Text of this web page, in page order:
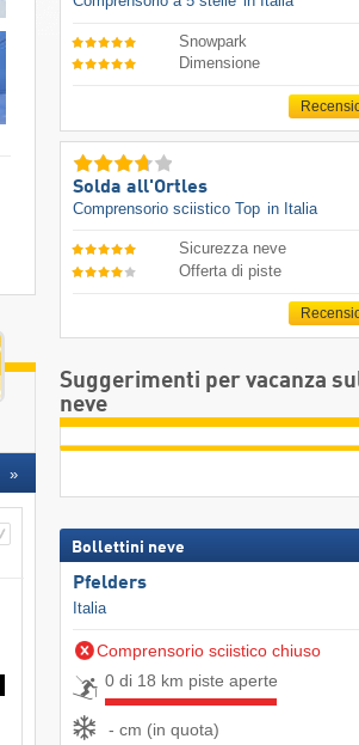
»
Snowpark
Dimensione
Solda all'Ortles
Comprensorio sciistico Top in Italia
Sicurezza neve
Offerta di piste
Suggerimenti per vacanza
neve
Bollettini neve
Pfelders
Italia
Comprensorio sciistico chiuso
0 di 18 km piste aperte
- cm (in quota)